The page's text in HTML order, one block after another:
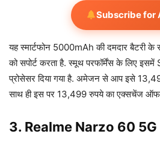
Subscribe for
यह स्मार्टफोन 5000mAh की दमदार बैटरी के
को सपोर्ट करता है. स्मूथ परफॉर्मेंस के लिए
प्रोसेसर दिया गया है. अमेजन से आप इसे
साथ ही इस पर 13,499 रुपये का एक्सचेंज ऑफर
3. Realme Narzo 60 5G